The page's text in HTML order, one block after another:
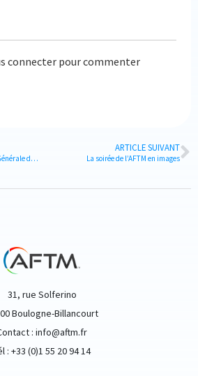
connecter pour commenter
L’AFTM accueille l’Assemblée Générale de BT4Europe à Paris les 23 et 24 octobre
ARTICLE SUIVANT
La soirée de l’AFTM en images
31, rue Solferino
Boulogne-Billancourt
: info@aftm.fr
: +33 (0)1 55 20 94 14